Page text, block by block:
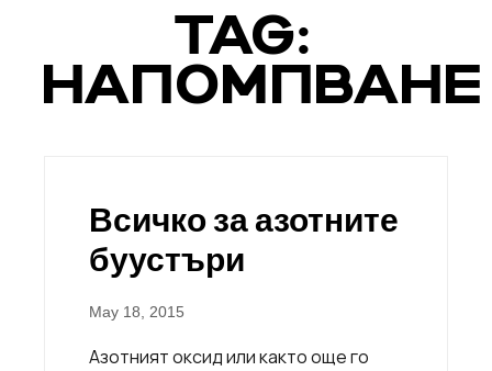
TAG:
НАПОМПВАНЕ
Всичко за азотните
буустъри
May 18, 2015
Азотният оксид или както още го